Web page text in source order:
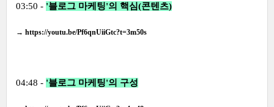
03:50 - '블로그 마케팅'의 핵심(콘텐츠)
→ https://youtu.be/Pf6qnUiiGtc?t=3m50s
04:48 - '블로그 마케팅'의 구성